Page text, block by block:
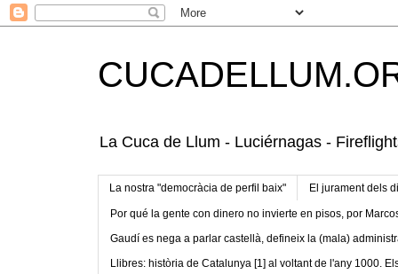
La Cuca de Llum - Luciérnagas -
La nostra "democràcia de perfil baix" El jurament dels
Por qué la gente con dinero no invierte en pisos, por
Gaudí es nega a parlar castellà, defineix la (mala)
Llibres: història de Catalunya [1] al voltant de l'any 1000.